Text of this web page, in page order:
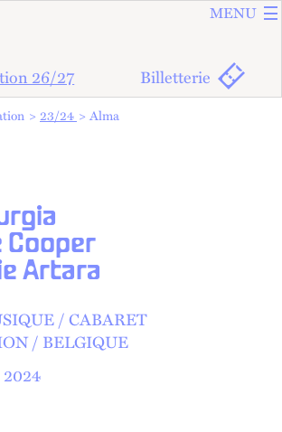
ALLER
ALLER
MENU
26/27 Billetterie
23/24 Alma
Cooper
Artara
CABARET
BELGIQUE
2024